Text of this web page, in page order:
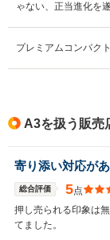
ゃない、正当進化を
プレミアムコンパク
A3を扱う販売
寄り添い対応が
総合評価 5点
押し売られる印象は
てました。